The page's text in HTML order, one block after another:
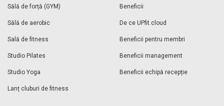
Sălă de forță (GYM)
Sălă de aerobic
Sală de fitness
Studio Pilates
Studio Yoga
Lanț cluburi de fitness
Beneficii
De ce UPfit.cloud
Beneficii pentru membri
Beneficii management
Beneficii echipă recepție